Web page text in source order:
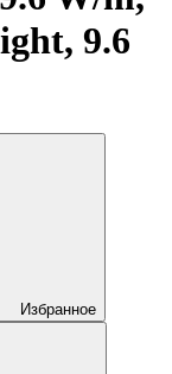
9.6
Избранное